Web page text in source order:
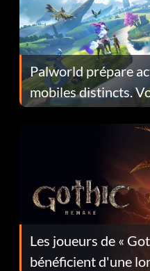
Palworld prépare
mobiles distincts.
Les joueurs de «
bénéficient d'une